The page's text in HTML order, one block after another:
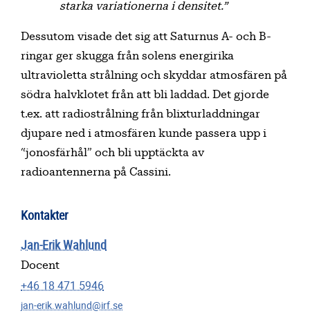
starka variationerna i densitet.”
Dessutom visade det sig att Saturnus A- och B-
ringar ger skugga från solens energirika
ultravioletta strålning och skyddar atmosfären på
södra halvklotet från att bli laddad. Det gjorde
t.ex. att radiostrålning från blixturladdningar
djupare ned i atmosfären kunde passera upp i
“jonosfärhål” och bli upptäckta av
radioantennerna på Cassini.
Kontakter
Jan-Erik Wahlund
Docent
+46 18 471 5946
jan-erik.wahlund@irf.se